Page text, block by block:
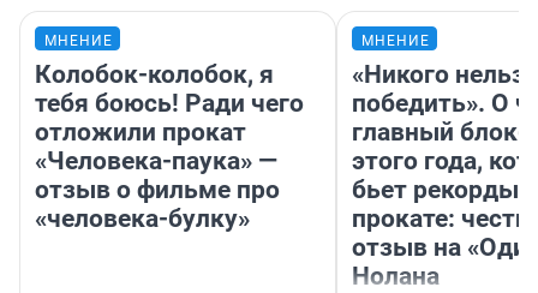
МНЕНИЕ
Колобок-колобок, я
тебя боюсь! Ради чего
отложили прокат
«Человека-паука» —
отзыв о фильме про
«человека-булку»
МНЕНИЕ
«Никого нельзя
победить». О
главный
этого года,
бьет рекорды в
прокате:
отзыв на
Нолана